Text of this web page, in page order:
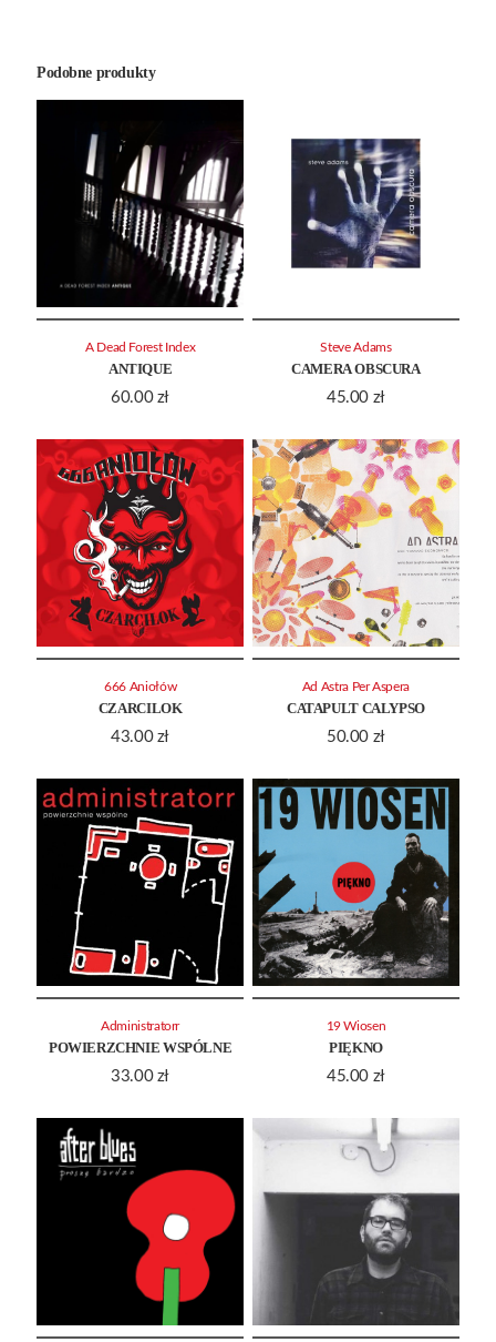
Podobne produkty
ANTIQUE
60.00 zł
A Dead Forest Index
CAMERA OBSCURA
45.00 zł
Steve Adams
CZARCILOK
43.00 zł
666 Aniołów
CATAPULT CALYPSO
50.00 zł
Ad Astra Per Aspera
POWIERZCHNIE WSPÓLNE
33.00 zł
Administratorr
PIĘKNO
45.00 zł
19 Wiosen